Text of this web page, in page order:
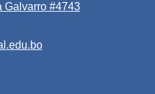
Galvarro #4743